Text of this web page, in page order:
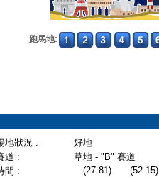
跑馬地:
地狀況 :
好地
道 :
草地 - "B" 賽道
間 : (27.81) (52.15)